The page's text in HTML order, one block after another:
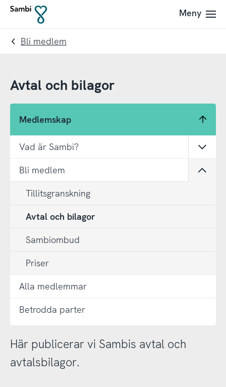
Till
navigering
Till
innehållet
Meny
Bli medlem
Avtal och bilagor
Medlemskap
Vad är Sambi?
Bli medlem
Tillitsgranskning
Avtal och bilagor
Sambiombud
Priser
Alla medlemmar
Betrodda parter
Här publicerar vi Sambis avtal och
avtalsbilagor.